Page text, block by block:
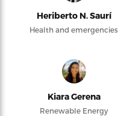
Heriberto N. Saurí
Health and emergencies
Kiara Gerena
Renewable Energy